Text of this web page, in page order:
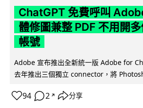
ChatGPT 免費呼叫
體修圖兼整 PDF 不用開
帳號
Adobe 宣布推出全新統一版 Adobe for
去年推出三個獨立 connector，將
94 2 ↗ 分享